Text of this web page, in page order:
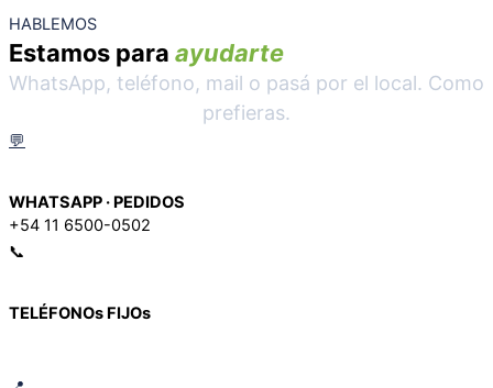
HABLEMOS
Estamos para ayudarte
WhatsApp, teléfono, mail o pasá por el local. Como
prefieras.
💬
WHATSAPP · PEDIDOS
+54 11 6500-0502
📞
TELÉFONOs FIJOs